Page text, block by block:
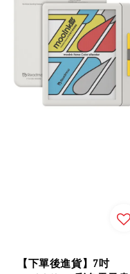
【下單後進貨】7吋